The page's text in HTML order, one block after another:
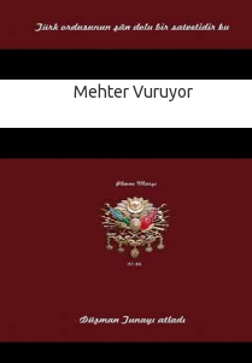
Mehter Vuruyor